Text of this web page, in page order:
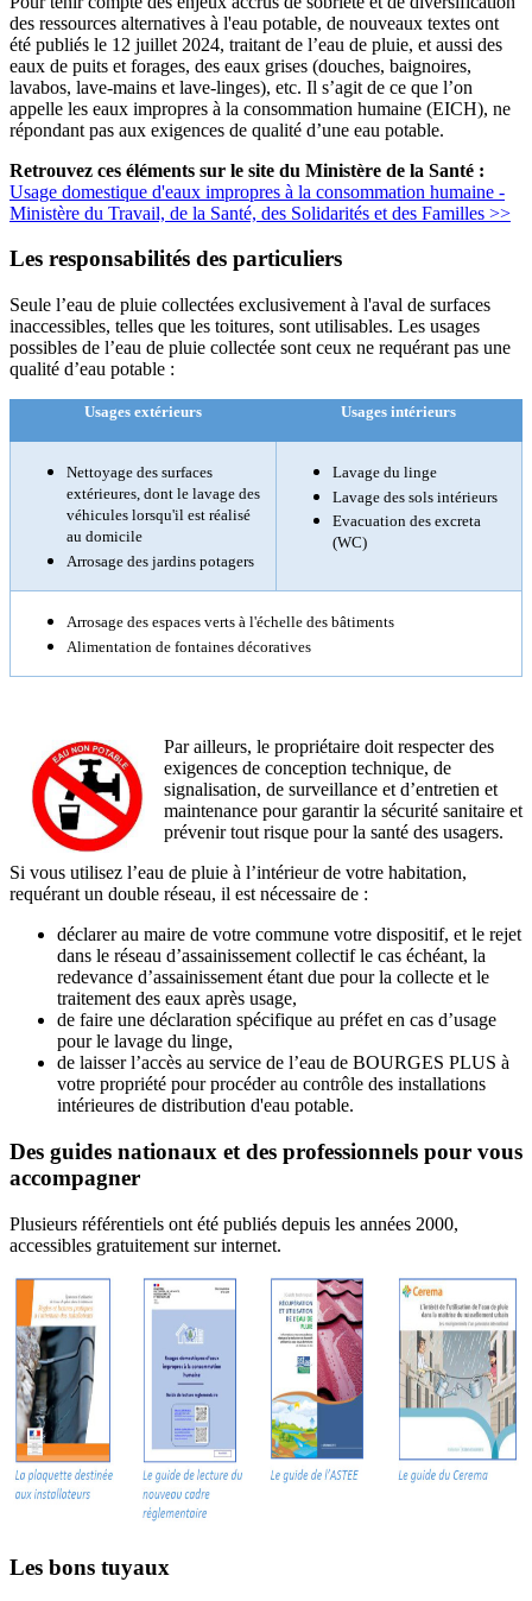
des ressources alternatives à l'eau potable, de nouveaux textes ont
été publiés le 12 juillet 2024, traitant de l’eau de pluie, et aussi des
eaux de puits et forages, des eaux grises (douches, baignoires,
lavabos, lave-mains et lave-linges), etc. Il s’agit de ce que l’on
appelle les eaux impropres à la consommation humaine (EICH), ne
répondant pas aux exigences de qualité d’une eau potable.
Retrouvez ces éléments sur le site du Ministère de la Santé :
Usage domestique d'eaux impropres à la consommation humaine -
Ministère du Travail, de la Santé, des Solidarités et des Familles >>
Les responsabilités des particuliers
Seule l’eau de pluie collectées exclusivement à l'aval de surfaces
inaccessibles, telles que les toitures, sont utilisables. Les usages
possibles de l’eau de pluie collectée sont ceux ne requérant pas une
qualité d’eau potable :
Usages extérieurs Usages intérieurs
Nettoyage des surfaces
extérieures, dont le lavage des
véhicules lorsqu'il est réalisé
au domicile
Arrosage des jardins potagers
Lavage du linge
Lavage des sols intérieurs
Evacuation des excreta
(WC)
Arrosage des espaces verts à l'échelle des bâtiments
Alimentation de fontaines décoratives
Par ailleurs, le propriétaire doit respecter des
exigences de conception technique, de
signalisation, de surveillance et d’entretien et
maintenance pour garantir la sécurité sanitaire et
prévenir tout risque pour la santé des usagers.
Si vous utilisez l’eau de pluie à l’intérieur de votre habitation,
requérant un double réseau, il est nécessaire de :
déclarer au maire de votre commune votre dispositif, et le rejet
dans le réseau d’assainissement collectif le cas échéant, la
redevance d’assainissement étant due pour la collecte et le
traitement des eaux après usage,
de faire une déclaration spécifique au préfet en cas d’usage
pour le lavage du linge,
de laisser l’accès au service de l’eau de BOURGES PLUS à
votre propriété pour procéder au contrôle des installations
intérieures de distribution d'eau potable.
Des guides nationaux et des professionnels pour vous
accompagner
Plusieurs référentiels ont été publiés depuis les années 2000,
accessibles gratuitement sur internet.
Les bons tuyaux